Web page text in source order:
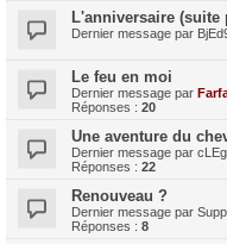
L'anniversaire (suite
Dernier message par
Le feu en moi
Dernier message par
Réponses : 20
Une aventure du
Dernier message par
Réponses : 22
Renouveau ?
Dernier message par
Réponses : 8